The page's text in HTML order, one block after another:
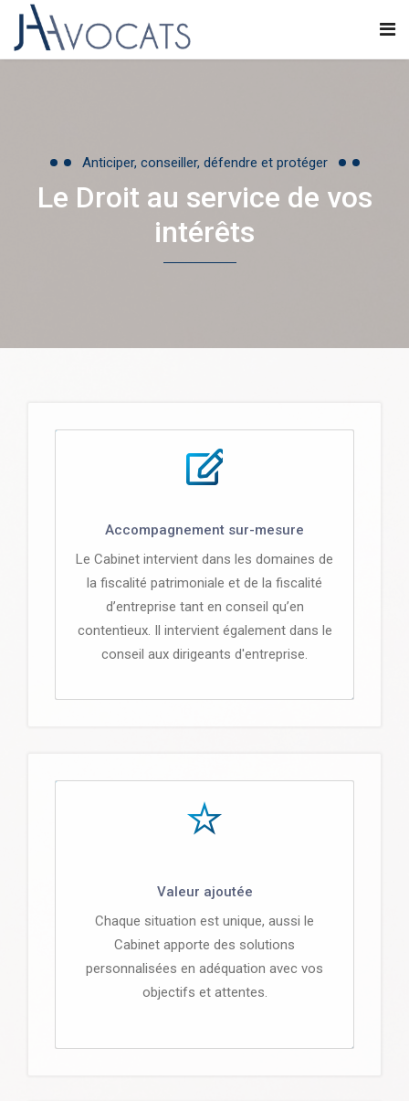
Anticiper, conseiller, défendre et protéger
Le Droit au service de vos
intérêts
Accompagnement sur-mesure
Le Cabinet intervient dans les domaines de
la fiscalité patrimoniale et de la fiscalité
d’entreprise tant en conseil qu’en
contentieux. Il intervient également dans le
conseil aux dirigeants d'entreprise.
Valeur ajoutée
Chaque situation est unique, aussi le
Cabinet apporte des solutions
personnalisées en adéquation avec vos
objectifs et attentes.